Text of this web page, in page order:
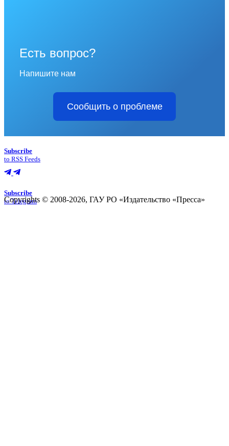
Есть вопрос?
Напишите нам
Сообщить о проблеме
Subscribe
to RSS Feeds
Subscribe
to Telegram
Copyrights © 2008-2026, ГАУ РО «Издательство «Пресса»